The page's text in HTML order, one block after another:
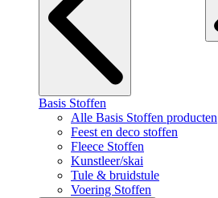
Basis Stoffen
Alle Basis Stoffen producten
Feest en deco stoffen
Fleece Stoffen
Kunstleer/skai
Tule & bruidstule
Voering Stoffen